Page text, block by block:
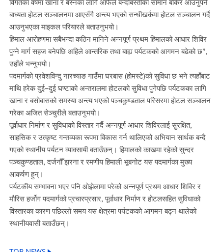
विगतका वर्षमा खाना र बस्नका लागि आफैँले बन्दोबस्तीका सामान बोकेर आउनुपर्ने
बाध्यता होटल सञ्चालनमा आएसँगै अन्त्य भएको सन्धीखर्कमा होटल सञ्चालन गर्दै
आउनुभएका माइकल परियारले बताउनुभयो।
हिमाल आरोहणमा सबैभन्दा कठिन मानिने अन्नपूर्ण प्रथम हिमालको आधार शिविर
पुग्ने मार्ग सहज बनेपछि अहिले आन्तरिक तथा बाह्य पर्यटकको आगमन बढेको छ”,
उहाँले भन्नुभयो।
पदमार्गको प्रवेशविन्दु नारच्याङ गाउँमा घरबास (होमस्टे)को सुविधा छ भने त्यहाँबाट
माथि हरेक दुई–दुई घण्टाको अन्तरालमा होटलको सुविधा पुगेपछि पर्यटकका लागि
खाना र बसोबासको समस्या अन्त्य भएको पञ्चकुण्डताल परिसरमा होटल सञ्चालन
गरेका अजित सेञ्चुरीले बताउनुभयो।
पूर्वाधार निर्माण र सुविधाको विस्तार गर्दै अन्नपूर्ण आधार शिविरलाई सुरक्षित,
साहसिक र उत्कृष्ट गन्तव्यका रूपमा विकास गर्न थालिएको अभियान सार्थक बन्दै
गएको स्थानीय पर्यटन व्यावसायी बताउँछन्। हिमालको काखमा रहेको सुन्दर
पञ्चकुण्डताल, दर्जनौँ झरना र रमणीय हिमाली भूबनोट यस पदमार्गका मुख्य
आकर्षण हुन्।
पर्यटकीय सम्भावना भएर पनि ओझेलामा परेको अन्नपूर्ण प्रथम आधार शिविर र
मौरिस हर्जोग पदमार्गको प्रचारप्रसार, पूर्वाधार निर्माण र होटलसहित सुविधाको
विस्तारका कारण पछिल्लो समय यस क्षेत्रमा पर्यटकको आगमन बढ्न थालेको
स्थानीयवासी बताउँछन्।